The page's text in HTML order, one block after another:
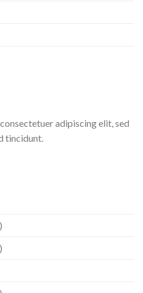
adipiscing elit, sed
tincidunt.